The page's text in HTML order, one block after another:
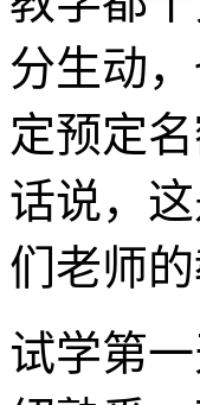
分生动
定预定
话说，
们老师
试学第